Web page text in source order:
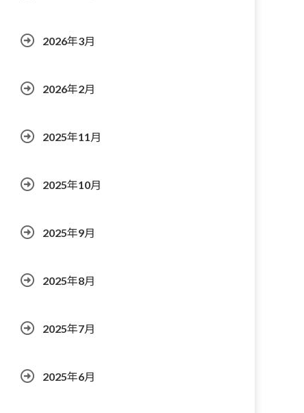
2026年3月
2026年2月
2025年11月
2025年10月
2025年9月
2025年8月
2025年7月
2025年6月